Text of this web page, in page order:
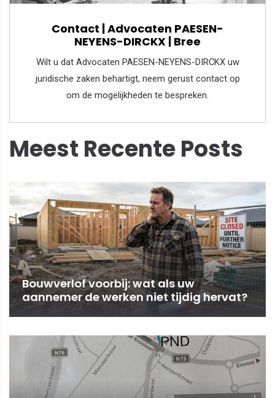
Contact | Advocaten PAESEN-
NEYENS-DIRCKX | Bree
Wilt u dat Advocaten PAESEN-NEYENS-DIRCKX uw
juridische zaken behartigt, neem gerust contact op
om de mogelijkheden te bespreken.
Meest Recente Posts
Bouwverlof voorbij: wat als uw
aannemer de werken niet tijdig hervat?